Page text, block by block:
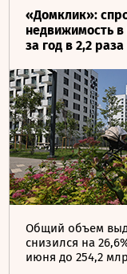
«Домклик»:
недвижимость
за год в 2,2 раза
Общий объем
снизился на
июня до 254,2